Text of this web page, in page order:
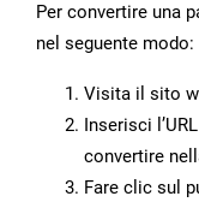
Per convertire una
nel seguente modo:
Visita il sito
Inserisci
convertire
Fare clic sul